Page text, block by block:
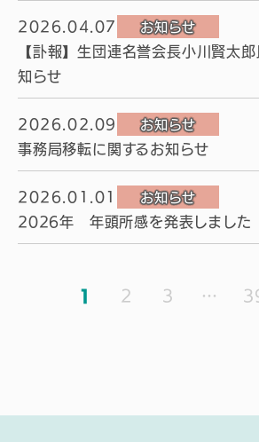
2026.04.07 お知らせ
【訃報】生団連名誉会長小川賢太
知らせ
2026.02.09 お知らせ
事務局移転に関するお知らせ
2026.01.01 お知らせ
2026年 年頭所感を発表しました
1 2 3 …